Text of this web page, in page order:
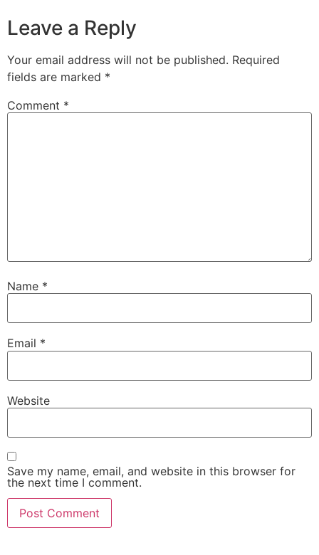
Leave a Reply
Your email address will not be published. Required
fields are marked *
Comment *
Name *
Email *
Website
Save my name, email, and website in this browser for
the next time I comment.